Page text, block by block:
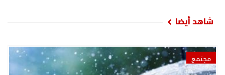
شاهد أيضا
مجتمع